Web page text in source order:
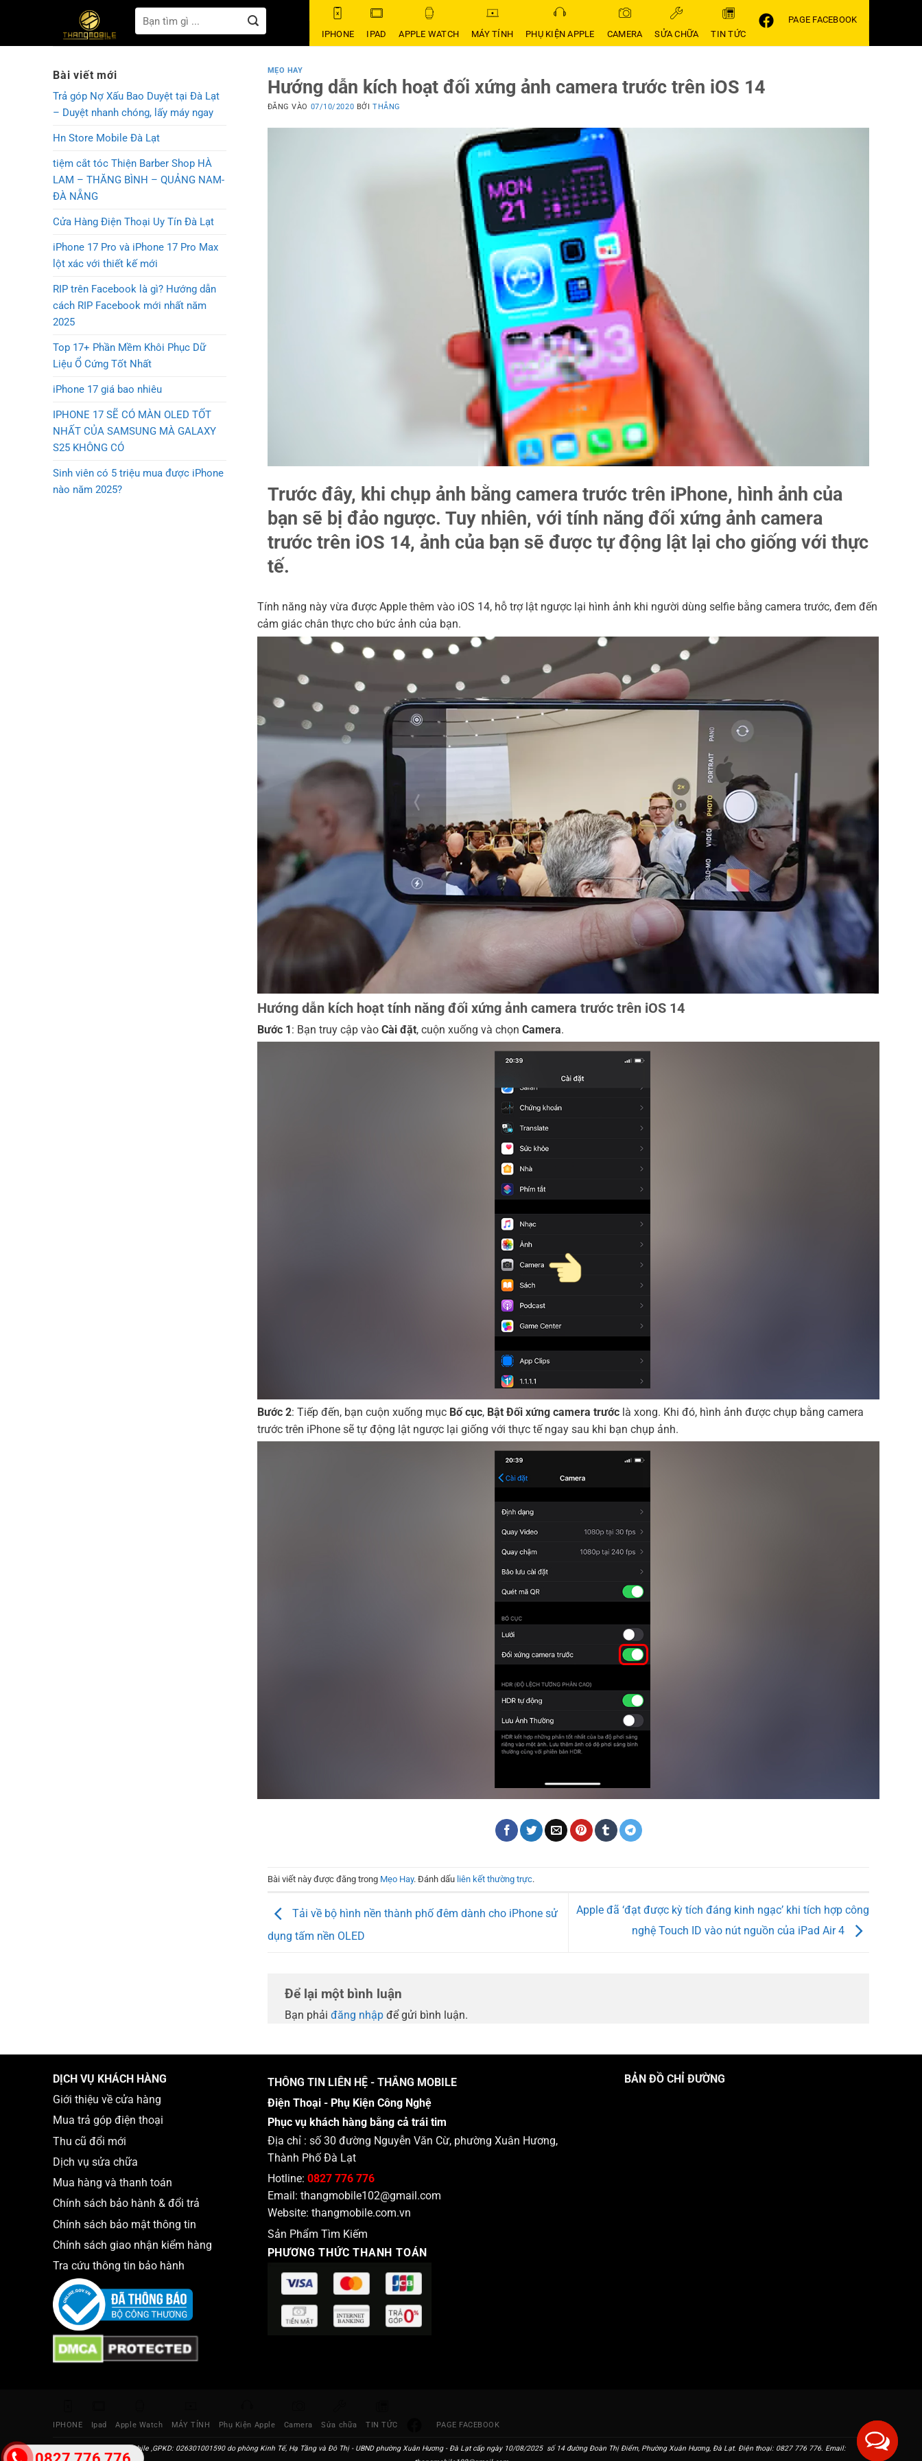
kiếm:
IPHONE IPAD APPLE WATCH MÁY TÍNH PHỤ KIỆN APPLE CAMERA SỬA CHỮA TIN TỨC
PAGE FACEBOOK
Bài viết mới
Trả góp Nợ Xấu Bao Duyệt tại Đà Lạt
– Duyệt nhanh chóng, lấy máy ngay
Hn Store Mobile Đà Lạt
tiệm cắt tóc Thiện Barber Shop HÀ
LAM – THĂNG BÌNH – QUẢNG NAM-
ĐÀ NẴNG
Cửa Hàng Điện Thoại Uy Tín Đà Lạt
iPhone 17 Pro và iPhone 17 Pro Max
lột xác với thiết kế mới
RIP trên Facebook là gì? Hướng dẫn
cách RIP Facebook mới nhất năm
2025
Top 17+ Phần Mềm Khôi Phục Dữ
Liệu Ổ Cứng Tốt Nhất
iPhone 17 giá bao nhiêu
IPHONE 17 SẼ CÓ MÀN OLED TỐT
NHẤT CỦA SAMSUNG MÀ GALAXY
S25 KHÔNG CÓ
Sinh viên có 5 triệu mua được iPhone
nào năm 2025?
MẸO HAY
Hướng dẫn kích hoạt đối xứng ảnh camera trước trên iOS 14
ĐĂNG VÀO 07/10/2020 BỞI THẮNG
Trước đây, khi chụp ảnh bằng camera trước trên iPhone, hình ảnh của
bạn sẽ bị đảo ngược. Tuy nhiên, với tính năng đối xứng ảnh camera
trước trên iOS 14, ảnh của bạn sẽ được tự động lật lại cho giống với thực
tế.
Tính năng này vừa được Apple thêm vào iOS 14, hỗ trợ lật ngược lại hình ảnh khi người dùng selfie bằng camera trước, đem đến
cảm giác chân thực cho bức ảnh của bạn.
Hướng dẫn kích hoạt tính năng đối xứng ảnh camera trước trên iOS 14
Bước 1: Bạn truy cập vào Cài đặt, cuộn xuống và chọn Camera.
Bước 2: Tiếp đến, bạn cuộn xuống mục Bố cục, Bật Đối xứng camera trướclà xong. Khi đó, hình ảnh được chụp bằng camera
trước trên iPhone sẽ tự động lật ngược lại giống với thực tế ngay sau khi bạn chụp ảnh.
Bài viết này được đăng trong Mẹo Hay. Đánh dấu liên kết thường trực.
Tải về bộ hình nền thành phố đêm dành cho iPhone sử
dụng tấm nền OLED
Apple đã ‘đạt được kỳ tích đáng kinh ngạc’ khi tích hợp công
nghệ Touch ID vào nút nguồn của iPad Air 4
Để lại một bình luận
Bạn phải đăng nhậpđể gửi bình luận.
DỊCH VỤ KHÁCH HÀNG
Giới thiệu về cửa hàng
Mua trả góp điện thoại
Thu cũ đổi mới
Dịch vụ sửa chữa
Mua hàng và thanh toán
Chính sách bảo hành & đổi trả
Chính sách bảo mật thông tin
Chính sách giao nhận kiểm hàng
Tra cứu thông tin bảo hành
THÔNG TIN LIÊN HỆ - THẮNG MOBILE
Điện Thoại - Phụ Kiện Công Nghệ
Phục vụ khách hàng bằng cả trái tim
Địa chỉ : số 30 đường Nguyễn Văn Cừ, phường Xuân Hương,
Thành Phố Đà Lạt
Hotline: 0827 776 776
Email: thangmobile102@gmail.com
Website: thangmobile.com.vn
Sản Phẩm Tìm Kiếm
PHƯƠNG THỨC THANH TOÁN
BẢN ĐỒ CHỈ ĐƯỜNG
IPHONE Ipad Apple Watch MÁY TÍNH Phụ Kiện Apple Camera Sửa chữa TIN TỨC PAGE FACEBOOK
Địa chỉ: Thắng Mobile ,GPKD: 026301001590 do phòng Kinh Tế, Hạ Tầng và Đô Thị - UBND phường Xuân Hương - Đà Lạt cấp ngày 10/08/2025 số 14 đường Đoàn Thị Điểm, Phường Xuân Hương, Đà Lạt. Điện thoại: 0827 776 776. Email: